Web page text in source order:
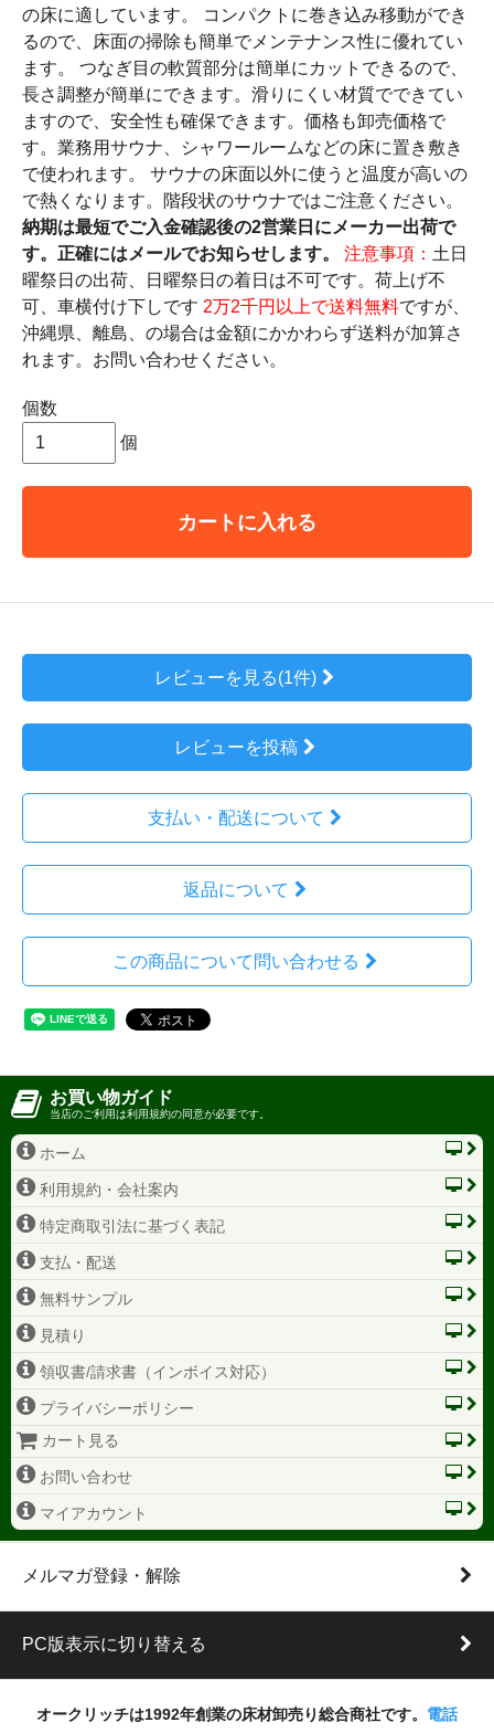
の床に適しています。 コンパクトに巻き込み移動ができ
るので、床面の掃除も簡単でメンテナンス性に優れてい
ます。 つなぎ目の軟質部分は簡単にカットできるので、
長さ調整が簡単にできます。滑りにくい材質でできてい
ますので、安全性も確保できます。価格も卸売価格で
す。業務用サウナ、シャワールームなどの床に置き敷き
で使われます。 サウナの床面以外に使うと温度が高いの
で熱くなります。階段状のサウナではご注意ください。
納期は最短でご入金確認後の2営業日にメーカー出荷で
す。正確にはメールでお知らせします。
注意事項： 土日
曜祭日の出荷、日曜祭日の着日は不可です。荷上げ不
可、車横付け下しです 2万2千円以上で送料無料ですが、
沖縄県、離島、の場合は金額にかかわらず送料が加算さ
れます。お問い合わせください。
個数
個
カートに入れる
レビューを見る(1件)
レビューを投稿
支払い・配送について
返品について
この商品について問い合わせる
お買い物ガイド
当店のご利用は利用規約の同意が必要です。
ホーム
利用規約・会社案内
特定商取引法に基づく表記
支払・配送
無料サンプル
見積り
領収書/請求書（インボイス対応）
プライバシーポリシー
カート見る
お問い合わせ
マイアカウント
メルマガ登録・解除
PC版表示に切り替える
オークリッチは1992年創業の床材卸売り総合商社です。 電話